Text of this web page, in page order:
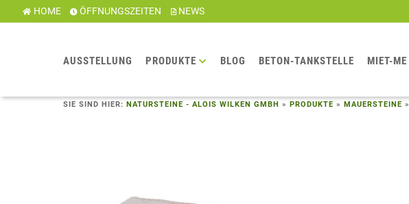
HOME ÖFFNUNGSZEITEN NEWS
AUSSTELLUNG PRODUKTE BLOG BETON-TANKSTELLE MIET-ME
SIE SIND HIER: NATURSTEINE - ALOIS WILKEN GMBH » PRODUKTE » MAUERSTEINE »